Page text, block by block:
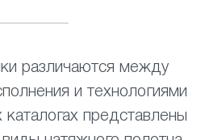
различаются между
и технологиями
представлены